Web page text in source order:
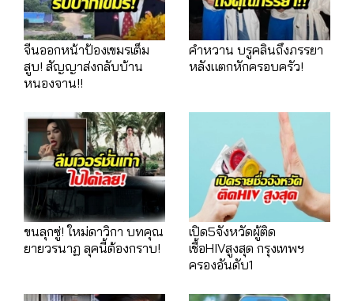
จีนออกหน้าป้องเขมรเต็ม
สูบ! สัญญาส่งกลับบ้าน
หนองจาน!!
คำหวาน บรูคลินถึงภรรยา
หลังแตกหักครอบครัว!
ขนลุกซู่! ใหม่ดาวิกา บทคุณ
ยายวรนาฏ ลุคนี้ต้องกราบ!
เปิด5จังหวัดผู้ติด
เชื้อHIVสูงสุด กรุงเทพฯ
ครองอันดับ1